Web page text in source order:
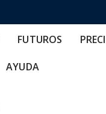
FUTUROS
AYUDA